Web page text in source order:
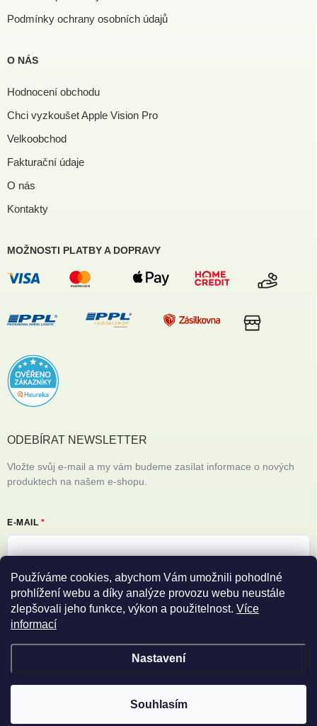
Používáme cookies, abychom Vám umožnili pohodlné
prohlížení webu a díky analýze provozu webu neustále
zlepšovali jeho funkce, výkon a použitelnost. Více
informací
Nastavení
Souhlasím
Podmínky ochrany osobních údajů
O NÁS
Hodnocení obchodu
Chci vyzkoušet Apple Vision Pro
Velkoobchod
Fakturační údaje
O nás
Kontakty
MOŽNOSTI PLATBY A DOPRAVY
ODEBÍRAT NEWSLETTER
Vložte svůj e-mail a my vám budeme zasílat informace o nových
produktech na našem e-shopu.
E-MAIL
Vložením e-mailu souhlasíte spodmínkami ochrany osobních údajů
Přihlásit se
Filipovy iPhony . Všechna práva vyhrazena.